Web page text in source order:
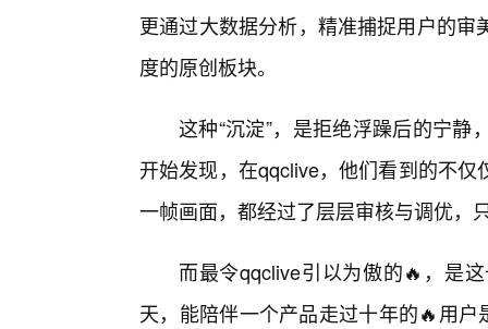
更通过大数据分析，精准捕捉用户的
度的原创板块。
这种“沉淀”，是拒绝浮躁后的宁
开始发现，在qqclive，他们看到的不
一帧画面，都经过了层层审核与调优，
而最令qqclive引以为傲的🔥，是
天，能陪伴一个产品走过十年的🔥用户